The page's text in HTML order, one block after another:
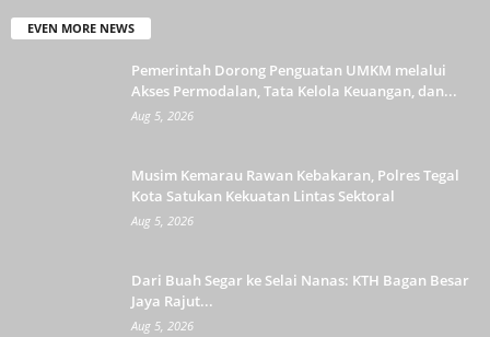
EVEN MORE NEWS
Pemerintah Dorong Penguatan UMKM melalui
Akses Permodalan, Tata Kelola Keuangan, dan...
Aug 5, 2026
Musim Kemarau Rawan Kebakaran, Polres Tegal
Kota Satukan Kekuatan Lintas Sektoral
Aug 5, 2026
Dari Buah Segar ke Selai Nanas: KTH Bagan Besar
Jaya Rajut...
Aug 5, 2026